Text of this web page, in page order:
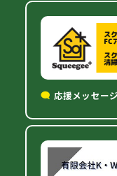
応援メッセージ